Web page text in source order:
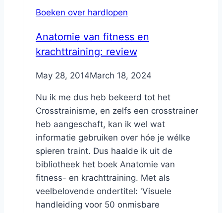
Boeken over hardlopen
Anatomie van fitness en
krachttraining: review
ByNicole
May 28, 2014March 18, 2024
Nu ik me dus heb bekeerd tot het
Crosstrainisme, en zelfs een crosstrainer
heb aangeschaft, kan ik wel wat
informatie gebruiken over hóe je wélke
spieren traint. Dus haalde ik uit de
bibliotheek het boek Anatomie van
fitness- en krachttraining. Met als
veelbelovende ondertitel: 'Visuele
handleiding voor 50 onmisbare